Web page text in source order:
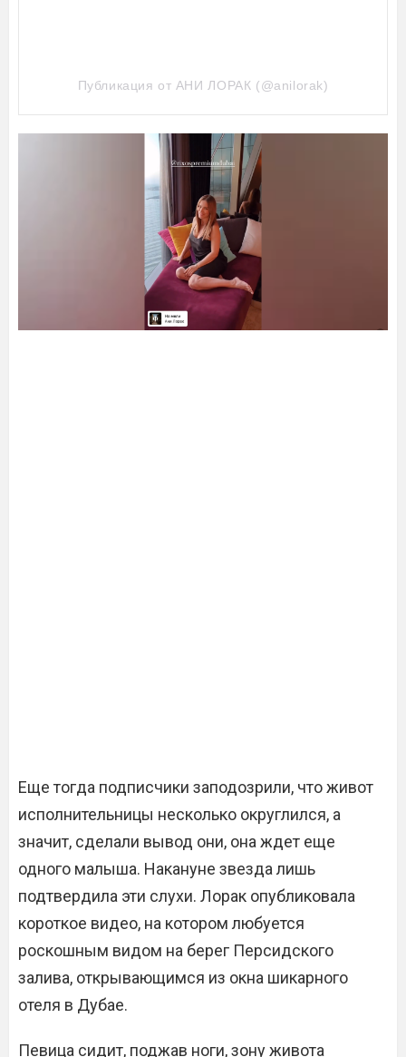
Публикация от АНИ ЛОРАК (@anilorak)
Еще тогда подписчики заподозрили, что живот
исполнительницы несколько округлился, а
значит, сделали вывод они, она ждет еще
одного малыша. Накануне звезда лишь
подтвердила эти слухи. Лорак опубликовала
короткое видео, на котором любуется
роскошным видом на берег Персидского
залива, открывающимся из окна шикарного
отеля в Дубае.
Певица сидит, поджав ноги, зону живота